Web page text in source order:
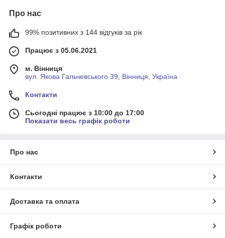
Про нас
99% позитивних з 144 відгуків за рік
Працює з 05.06.2021
м. Вінниця
вул. Якова Гальчевського 39, Вінниця, Україна
Контакти
Сьогодні працює з 10:00 до 17:00
Показати весь графік роботи
Про нас
Контакти
Доставка та оплата
Графік роботи